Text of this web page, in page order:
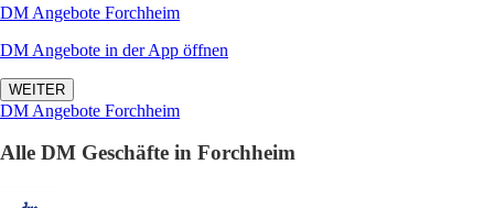
DM Angebote Forchheim
DM Angebote in der App öffnen
WEITER
DM Angebote Forchheim
Alle DM Geschäfte in Forchheim